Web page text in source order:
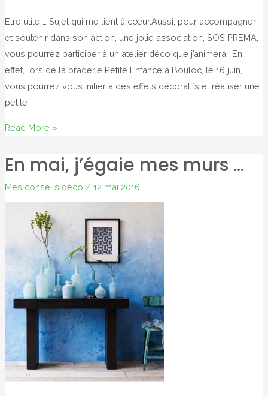
Etre utile … Sujet qui me tient à cœur.Aussi, pour accompagner
et soutenir dans son action, une jolie association, SOS PREMA,
vous pourrez participer à un atelier déco que j’animerai. En
effet, lors de la braderie Petite Enfance à Bouloc, le 16 juin,
vous pourrez vous initier à des effets décoratifs et réaliser une
petite …
Un
pour
Read More »
En mai, j’égaie mes murs …
Mes conseils déco / 12 mai 2016